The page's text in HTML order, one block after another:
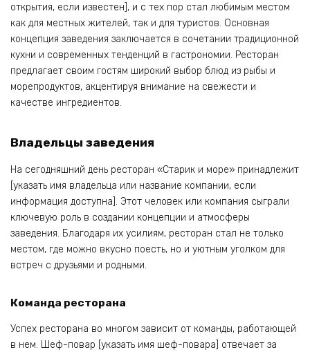
открытия, если известен], и с тех пор стал любимым местом
как для местных жителей, так и для туристов. Основная
концепция заведения заключается в сочетании традиционной
кухни и современных тенденций в гастрономии. Ресторан
предлагает своим гостям широкий выбор блюд из рыбы и
морепродуктов, акцентируя внимание на свежести и
качестве ингредиентов.
Владельцы заведения
На сегодняшний день ресторан «Старик и море» принадлежит
[указать имя владельца или название компании, если
информация доступна]. Этот человек или компания сыграли
ключевую роль в создании концепции и атмосферы
заведения. Благодаря их усилиям, ресторан стал не только
местом, где можно вкусно поесть, но и уютным уголком для
встреч с друзьями и родными.
Команда ресторана
Успех ресторана во многом зависит от команды, работающей
в нем. Шеф-повар [указать имя шеф-повара] отвечает за